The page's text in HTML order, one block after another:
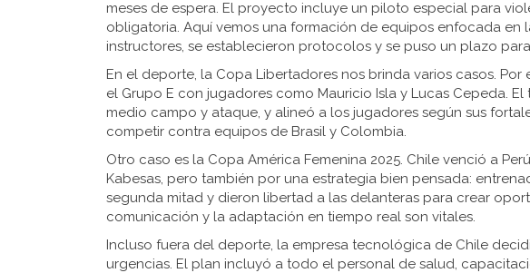
meses de espera. El proyecto incluye un piloto especial para
obligatoria. Aquí vemos una formación de equipos enfocada en
instructores, se establecieron protocolos y se puso un plazo
En el deporte, la Copa Libertadores nos brinda varios casos.
el Grupo E con jugadores como Mauricio Isla y Lucas Cepeda.
medio campo y ataque, y alineó a los jugadores según sus
competir contra equipos de Brasil y Colombia.
Otro caso es la Copa América Femenina 2025. Chile venció a
Kabesas, pero también por una estrategia bien pensada:
segunda mitad y dieron libertad a las delanteras para crear
comunicación y la adaptación en tiempo real son vitales.
Incluso fuera del deporte, la empresa tecnológica de Chile
urgencias. El plan incluyó a todo el personal de salud,